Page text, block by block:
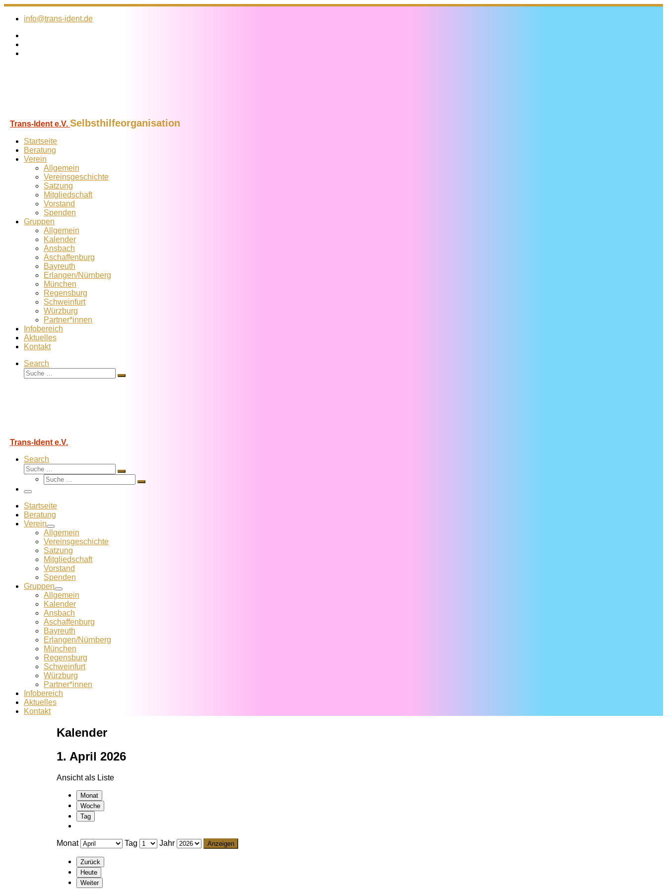
Zum
Inhalt
info@trans-ident.de
Trans-Ident e.V. Selbsthilfeorganisation
Startseite
Beratung
Verein
Allgemein
Vereins­geschichte
Satzung
Mitglied­schaft
Vorstand
Spenden
Gruppen
Allgemein
Kalender
Ansbach
Aschaffenburg
Bayreuth
Erlangen/Nürnberg
München
Regensburg
Schweinfurt
Würzburg
Partner*innen
Infobereich
Aktuelles
Kontakt
Search
Suche
Suche
Trans-Ident e.V.
Search
Suche
Suche
Suche
Suche
Menü
Startseite
Beratung
Verein
Allgemein
Vereins­geschichte
Satzung
Mitglied­schaft
Vorstand
Spenden
Gruppen
Allgemein
Kalender
Ansbach
Aschaffenburg
Bayreuth
Erlangen/Nürnberg
München
Regensburg
Schweinfurt
Würzburg
Partner*innen
Infobereich
Aktuelles
Kontakt
Kalender
1. April 2026
Ansicht als Liste
Monat
Woche
Tag
Monat Tag Jahr
Zurück
Heute
Weiter